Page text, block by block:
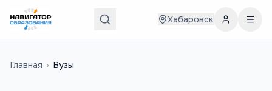
Хабаровск
Главная › Вузы